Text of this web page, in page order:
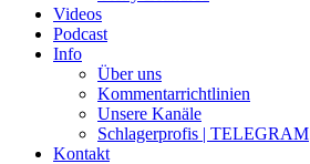
Videos
Podcast
Info
Über uns
Kommentarrichtlinien
Unsere Kanäle
Schlagerprofis | TELEGRAM
Kontakt